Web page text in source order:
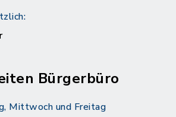
Bürgerbüro
Mittwoch und Freitag